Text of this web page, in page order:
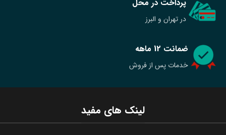
ضمانت 12 ماهه
خدمات پس از فروش
پرداخت در محل
در تهران و البرز
لینک های مفید